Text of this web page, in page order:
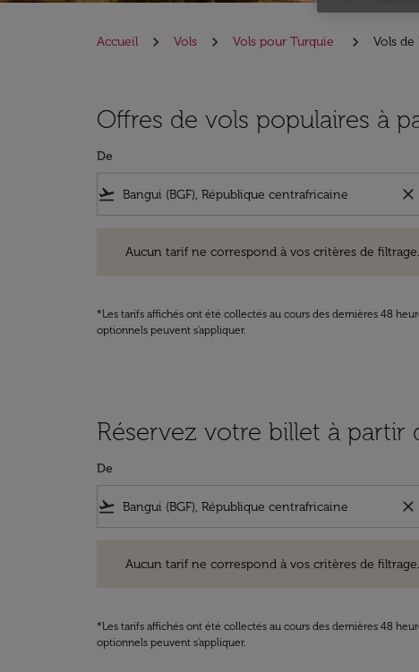
Accueil Vols Vols pour Turquie Vols de
Offres de vols populaires à
De
flight_takeoff close
Aucun tarif ne correspond à vos critères de
*Les tarifs affichés ont été collectés au cours des dernières 48
optionnels peuvent s'appliquer.
Réservez votre billet à partir
De
flight_takeoff close
Aucun tarif ne correspond à vos critères de
*Les tarifs affichés ont été collectés au cours des dernières 48
optionnels peuvent s'appliquer.